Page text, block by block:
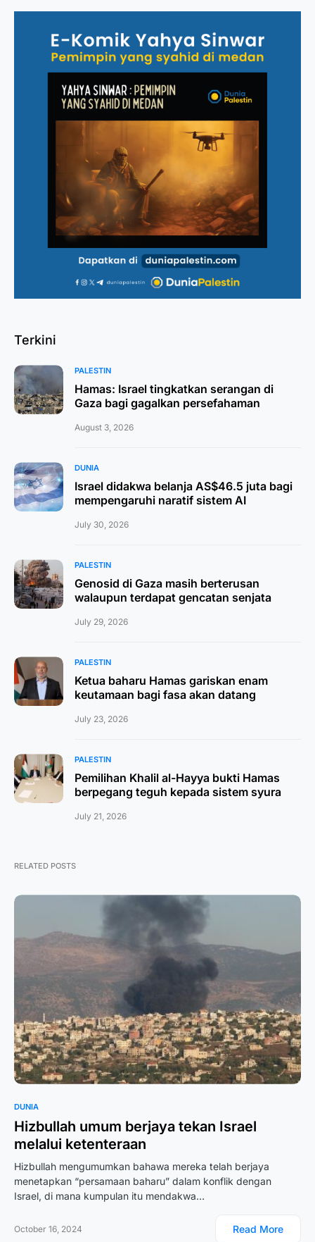
Terkini
PALESTIN
Hamas: Israel tingkatkan serangan di
Gaza bagi gagalkan persefahaman
August 3, 2026
DUNIA
Israel didakwa belanja AS$46.5 juta bagi
mempengaruhi naratif sistem AI
July 30, 2026
PALESTIN
Genosid di Gaza masih berterusan
walaupun terdapat gencatan senjata
July 29, 2026
PALESTIN
Ketua baharu Hamas gariskan enam
keutamaan bagi fasa akan datang
July 23, 2026
PALESTIN
Pemilihan Khalil al-Hayya bukti Hamas
berpegang teguh kepada sistem syura
July 21, 2026
RELATED POSTS
DUNIA
Hizbullah umum berjaya tekan Israel
melalui ketenteraan
Hizbullah mengumumkan bahawa mereka telah berjaya
menetapkan “persamaan baharu” dalam konflik dengan
Israel, di mana kumpulan itu mendakwa…
October 16, 2024 Read More